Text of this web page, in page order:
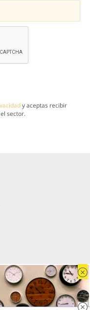
y aceptas recibir
sector.